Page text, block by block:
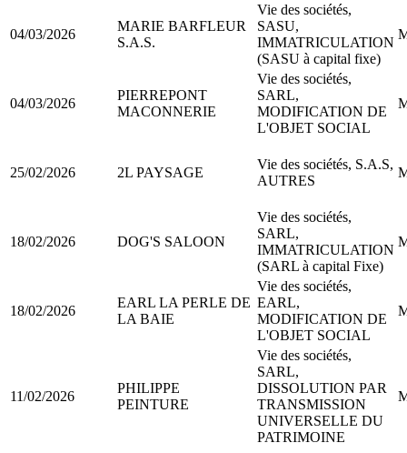
04/03/2026
MARIE BARFLEUR
S.A.S.
Vie des sociétés,
SASU,
IMMATRICULATION
(SASU à capital fixe)
04/03/2026
PIERREPONT
MACONNERIE
Vie des sociétés,
SARL,
MODIFICATION DE
L'OBJET SOCIAL
25/02/2026 2L PAYSAGE
Vie des sociétés, S.A.S,
AUTRES
18/02/2026 DOG'S SALOON
Vie des sociétés,
SARL,
IMMATRICULATION
(SARL à capital Fixe)
18/02/2026
EARL LA PERLE DE
LA BAIE
Vie des sociétés,
EARL,
MODIFICATION DE
L'OBJET SOCIAL
11/02/2026
PHILIPPE
PEINTURE
Vie des sociétés,
SARL,
DISSOLUTION PAR
TRANSMISSION
UNIVERSELLE DU
PATRIMOINE